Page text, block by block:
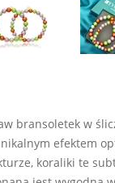
bransoletek w
efektem
koraliki te